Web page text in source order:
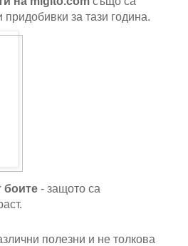
за тази година.
боите- защото са
полезни и не толкова